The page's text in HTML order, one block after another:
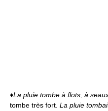
♦La pluie tombe à flots, à
tombe très fort. La pluie